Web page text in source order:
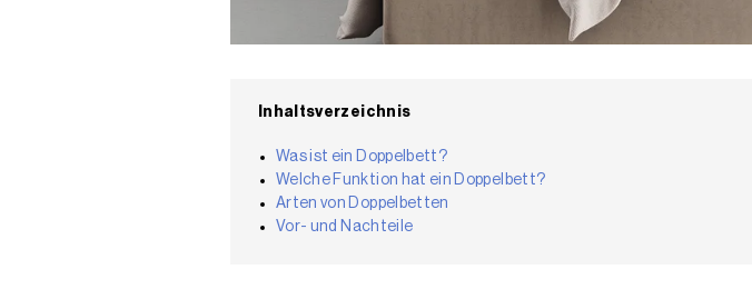
Inhaltsverzeichnis
Was ist ein Doppelbett?
Welche Funktion hat ein Doppelbett?
Arten von Doppelbetten
Vor- und Nachteile